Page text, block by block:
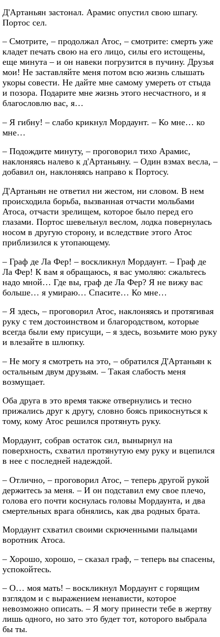
Д'Артаньян застонал. Арамис опустил свою шпагу.
Портос сел.
– Смотрите, – продолжал Атос, – смотрите: смерть уже
кладет печать свою на его лицо, силы его истощены,
еще минута – и он навеки погрузится в пучину. Друзья
мои! Не заставляйте меня потом всю жизнь слышать
укоры совести. Не дайте мне самому умереть от стыда
и позора. Подарите мне жизнь этого несчастного, и я
благословлю вас, я…
– Я гибну! – слабо крикнул Мордаунт. – Ко мне… ко
мне…
– Подождите минуту, – проговорил тихо Арамис,
наклоняясь налево к д'Артаньяну. – Один взмах весла, –
добавил он, наклоняясь направо к Портосу.
Д'Артаньян не ответил ни жестом, ни словом. В нем
происходила борьба, вызванная отчасти мольбами
Атоса, отчасти зрелищем, которое было перед его
глазами. Портос шевельнул веслом, лодка повернулась
носом в другую сторону, и вследствие этого Атос
приблизился к утопающему.
– Граф де Ла Фер! – воскликнул Мордаунт. – Граф де
Ла Фер! К вам я обращаюсь, я вас умоляю: сжальтесь
надо мной… Где вы, граф де Ла Фер? Я не вижу вас
больше… я умираю… Спасите… Ко мне…
– Я здесь, – проговорил Атос, наклоняясь и протягивая
руку с тем достоинством и благородством, которые
всегда были ему присущи, – я здесь, возьмите мою руку
и влезайте в шлюпку.
– Не могу я смотреть на это, – обратился Д'Артаньян к
остальным двум друзьям. – Такая слабость меня
возмущает.
Оба друга в это время также отвернулись и тесно
прижались друг к другу, словно боясь прикоснуться к
тому, кому Атос решился протянуть руку.
Мордаунт, собрав остаток сил, вынырнул на
поверхность, схватил протянутую ему руку и вцепился
в нее с последней надеждой.
– Отлично, – проговорил Атос, – теперь другой рукой
держитесь за меня. – И он подставил ему свое плечо,
голова его почти коснулась головы Мордаунта, и два
смертельных врага обнялись, как два родных брата.
Мордаунт схватил своими скрюченными пальцами
воротник Атоса.
– Хорошо, хорошо, – сказал граф, – теперь вы спасены,
успокойтесь.
– О… моя мать! – воскликнул Мордаунт с горящим
взглядом и с выражением ненависти, которое
невозможно описать. – Я могу принести тебе в жертву
лишь одного, но зато это будет тот, которого выбрала
бы ты.